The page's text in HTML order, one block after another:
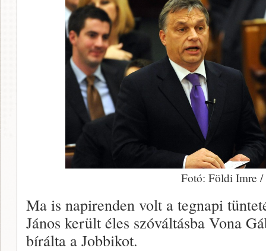
Fotó: Földi Imre
Ma is napirenden volt a tegnapi
János került éles szóváltásba Vona
bírálta a Jobbikot.